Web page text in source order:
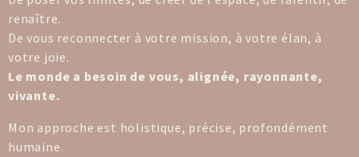
renaître.
De vous reconnecter à votre mission, à votre élan, à
votre joie.
Le monde a besoin de vous, alignée, rayonnante,
vivante.
Mon approche est holistique, précise, profondément
humaine.